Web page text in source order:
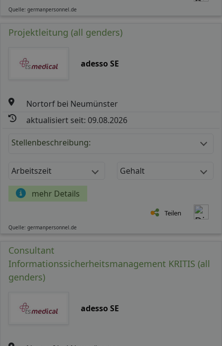
Quelle: germanpersonnel.de
Projektleitung (all genders)
adesso SE
Nortorf bei Neumünster
aktualisiert seit: 09.08.2026
Stellenbeschreibung:
Arbeitszeit Gehalt
mehr Details
Teilen
Quelle: germanpersonnel.de
Consultant
Informationssicherheitsmanagement KRITIS (all
genders)
adesso SE